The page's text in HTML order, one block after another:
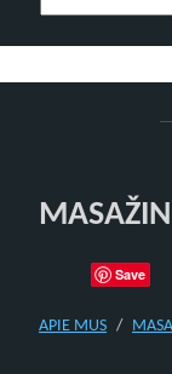
Save
APIE MUS